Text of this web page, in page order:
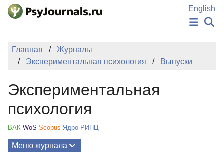
Перейти к основному содержанию
English
НОВОСТИ
БАЗА ЗНАНИЙ
Регистрация
Главная
Журналы
Экспериментальная психология
Выпуски
Экспериментальная
психология
ВАК WoS Scopus Ядро РИНЦ
Меню журнала